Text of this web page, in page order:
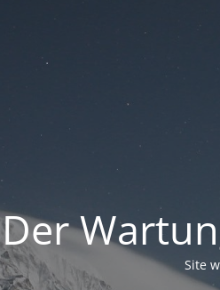
Der
Site